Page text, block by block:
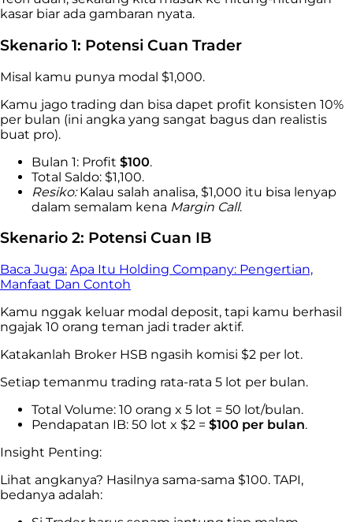
kasar biar ada gambaran nyata.
Skenario 1: Potensi Cuan Trader
Misal kamu punya modal $1,000.
Kamu jago trading dan bisa dapet profit konsisten 10%
per bulan (ini angka yang sangat bagus dan realistis
buat pro).
Bulan 1: Profit $100.
Total Saldo: $1,100.
Resiko:Kalau salah analisa, $1,000 itu bisa lenyap
dalam semalam kena Margin Call.
Skenario 2: Potensi Cuan IB
Baca Juga: Apa Itu Holding Company: Pengertian,
Manfaat Dan Contoh
Kamu nggak keluar modal deposit, tapi kamu berhasil
ngajak 10 orang teman jadi trader aktif.
Katakanlah Broker HSB ngasih komisi $2 per lot.
Setiap temanmu trading rata-rata 5 lot per bulan.
Total Volume: 10 orang x 5 lot = 50 lot/bulan.
Pendapatan IB: 50 lot x $2 = $100 per bulan.
Insight Penting:
Lihat angkanya? Hasilnya sama-sama $100. TAPI,
bedanya adalah: